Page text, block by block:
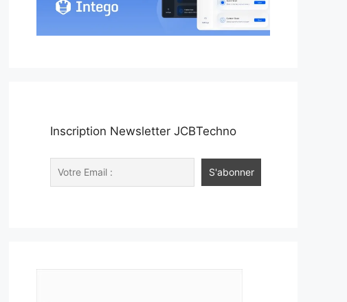
Inscription Newsletter JCBTechno